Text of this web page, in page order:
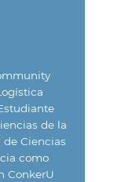
de la
Ciencias
como
ConkerU